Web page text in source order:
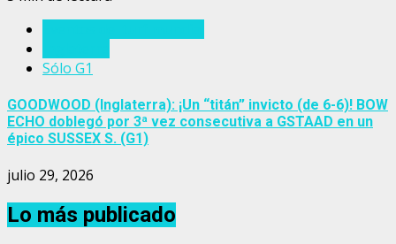
Sólo G1
GOODWOOD (Inglaterra): ¡Un “titán” invicto (de 6-6)! BOW
ECHO doblegó por 3ª vez consecutiva a GSTAAD en un
épico SUSSEX S. (G1)
julio 29, 2026
Lo más publicado